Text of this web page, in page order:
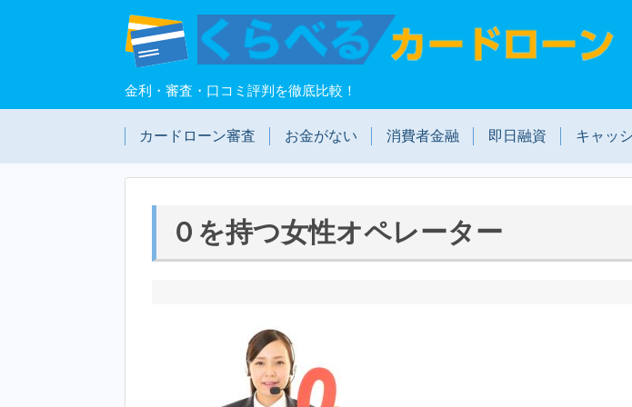
金利・審査・口コミ評判を徹底比較！
カードローン審査 お金がない 消費者金融 即日融資 キャッ
０を持つ女性オペレーター